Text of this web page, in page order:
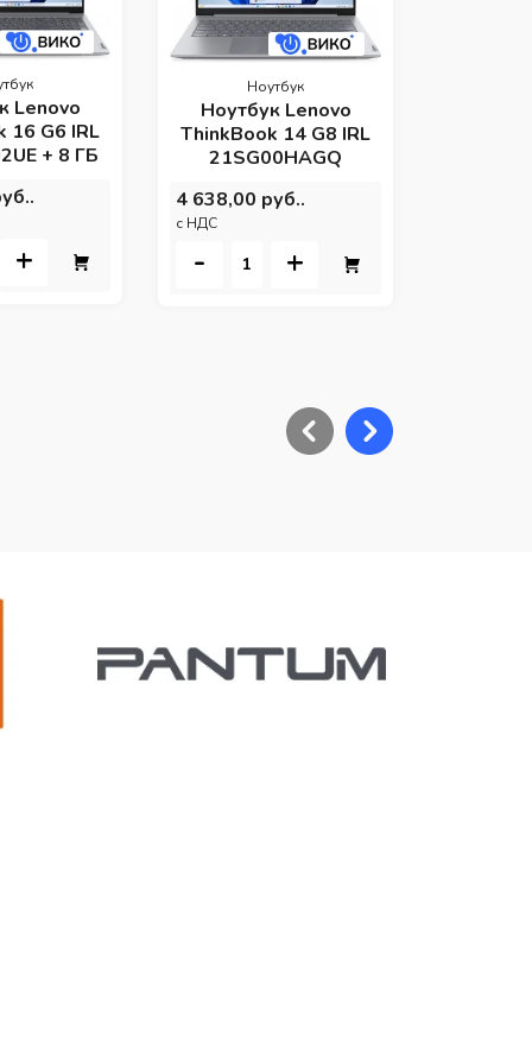
Lenovo
16 G6 IRL
+ 8 ГБ
+
Ноутбук
Ноутбук Lenovo
ThinkBook 14 G8 IRL
21SG00HAGQ
4 638,00 руб..
c НДС
- +